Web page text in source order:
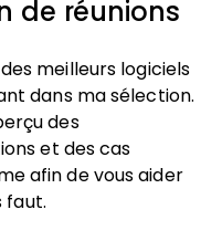
de réunions
meilleurs logiciels
dans ma sélection.
des
et des cas
afin de vous aider
faut.